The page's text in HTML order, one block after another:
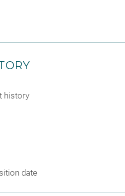
history
date